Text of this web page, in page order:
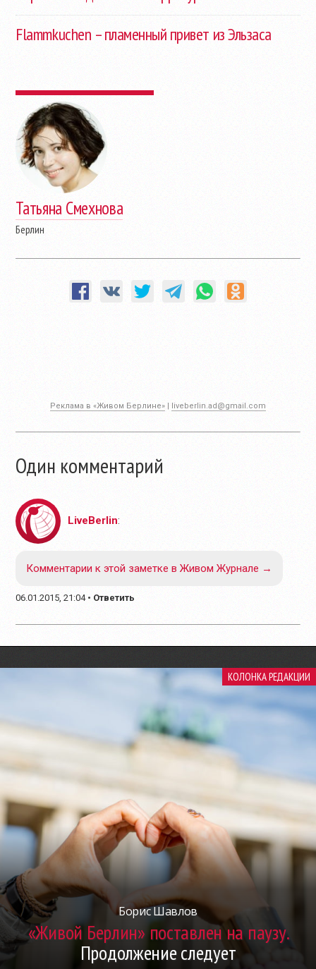
Flammkuchen – пламенный привет из Эльзаса
Татьяна Смехнова
Берлин
Реклама в «Живом Берлине» | liveberlin.ad@gmail.com
Один комментарий
LiveBerlin:
Комментарии к этой заметке в Живом Журнале →
06.01.2015, 21:04 • Ответить
КОЛОНКА РЕДАКЦИИ
Борис Шавлов
«Живой Берлин» поставлен на паузу.
Продолжение следует